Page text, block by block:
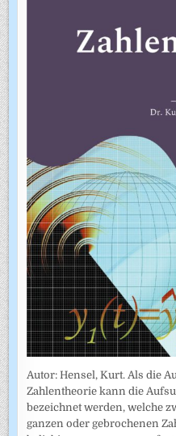
Autor: Hensel, Kurt. Als die
Zahlentheorie kann die
bezeichnet werden, welche
ganzen oder gebrochenen